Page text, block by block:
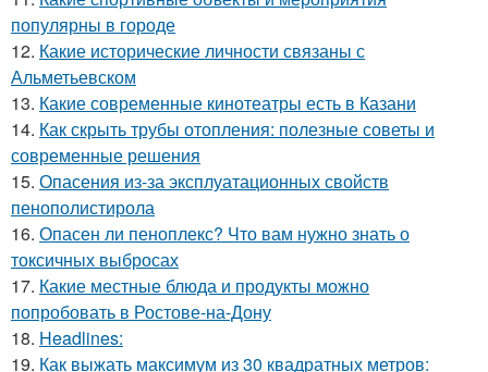
популярны в городе
12. Какие исторические личности связаны с
Альметьевском
13. Какие современные кинотеатры есть в Казани
14. Как скрыть трубы отопления: полезные советы и
современные решения
15. Опасения из-за эксплуатационных свойств
пенополистирола
16. Опасен ли пеноплекс? Что вам нужно знать о
токсичных выбросах
17. Какие местные блюда и продукты можно
попробовать в Ростове-на-Дону
18. Headlines:
19. Как выжать максимум из 30 квадратных метров: